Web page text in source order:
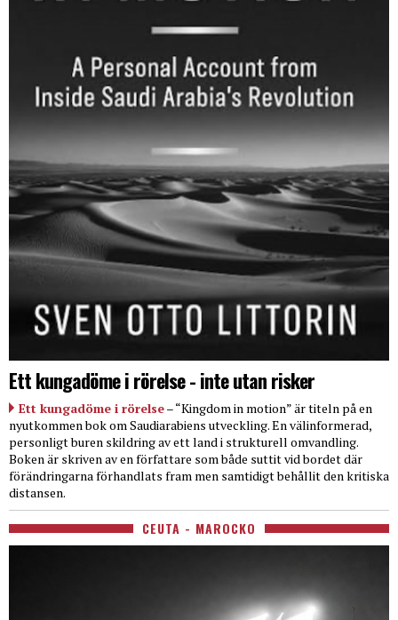
Ett kungadöme i rörelse - inte utan risker
Ett kungadöme i rörelse– “Kingdom in motion” är titeln på en
nyutkommen bok om Saudiarabiens utveckling. En välinformerad,
personligt buren skildring av ett land i strukturell omvandling.
Boken är skriven av en författare som både suttit vid bordet där
förändringarna förhandlats fram men samtidigt behållit den kritiska
distansen.
CEUTA - MAROCKO